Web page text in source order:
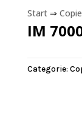
Start⇒
IM
Categorie: